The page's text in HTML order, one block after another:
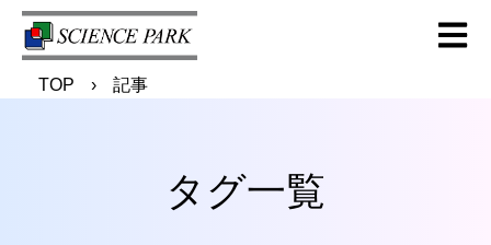
Open
TOP 記事
タグ一覧